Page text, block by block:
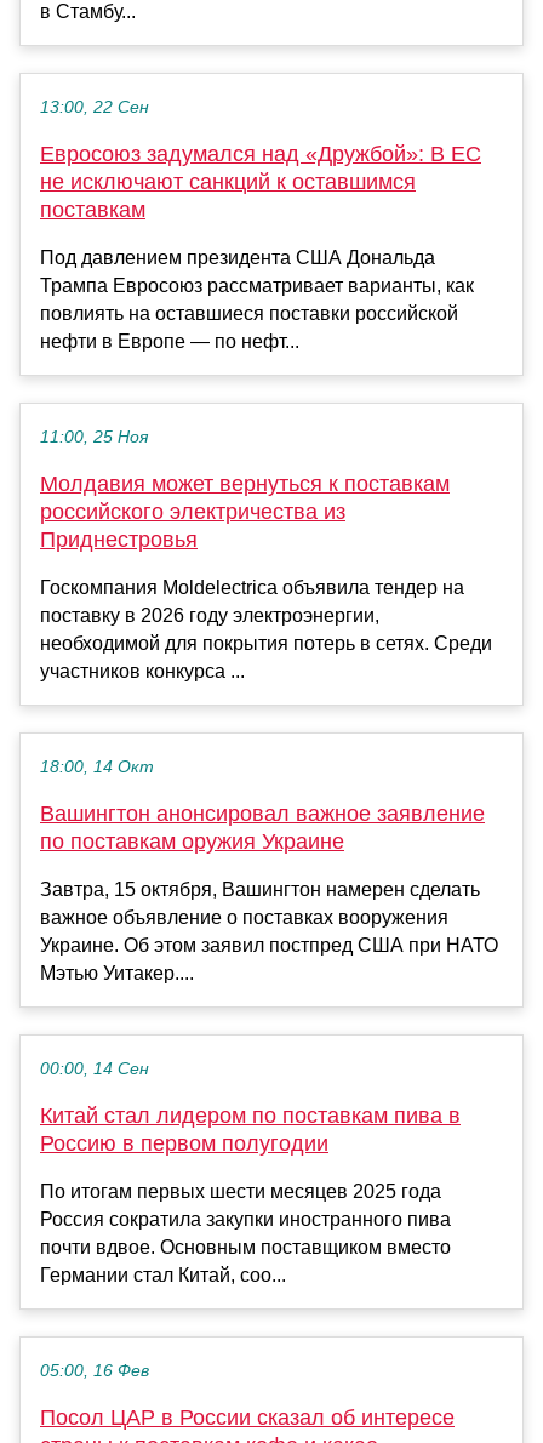
в Стамбу...
13:00, 22 Сен
Евросоюз задумался над «Дружбой»: В ЕС
не исключают санкций к оставшимся
поставкам
Под давлением президента США Дональда
Трампа Евросоюз рассматривает варианты, как
повлиять на оставшиеся поставки российской
нефти в Европе — по нефт...
11:00, 25 Ноя
Молдавия может вернуться к поставкам
российского электричества из
Приднестровья
Госкомпания Moldelectrica объявила тендер на
поставку в 2026 году электроэнергии,
необходимой для покрытия потерь в сетях. Среди
участников конкурса ...
18:00, 14 Окт
Вашингтон анонсировал важное заявление
по поставкам оружия Украине
Завтра, 15 октября, Вашингтон намерен сделать
важное объявление о поставках вооружения
Украине. Об этом заявил постпред США при НАТО
Мэтью Уитакер....
00:00, 14 Сен
Китай стал лидером по поставкам пива в
Россию в первом полугодии
По итогам первых шести месяцев 2025 года
Россия сократила закупки иностранного пива
почти вдвое. Основным поставщиком вместо
Германии стал Китай, соо...
05:00, 16 Фев
Посол ЦАР в России сказал об интересе